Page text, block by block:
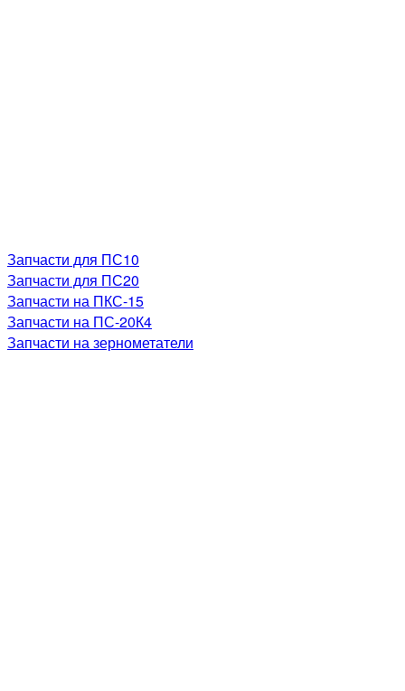
Запчасти для ПС10
Запчасти для ПС20
Запчасти на ПКС-15
Запчасти на ПС-20К4
Запчасти на зернометатели